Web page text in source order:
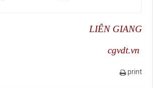
LIÊN GIANG
cgvdt.vn
print